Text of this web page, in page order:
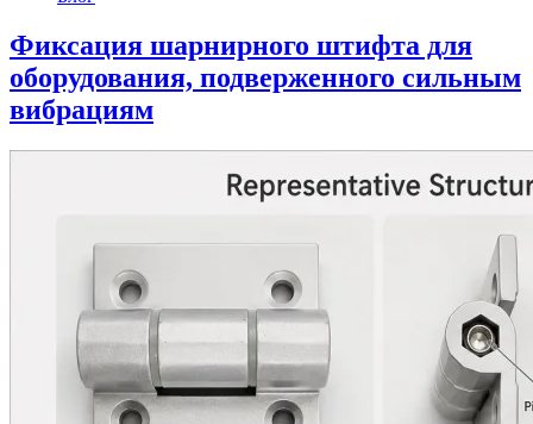
Фиксация шарнирного штифта для
оборудования, подверженного сильным
вибрациям